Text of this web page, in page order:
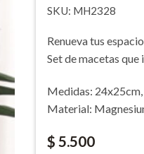
SKU: MH2328
Renueva tus
Set de macetas
Medidas:
Material:
$ 5.500